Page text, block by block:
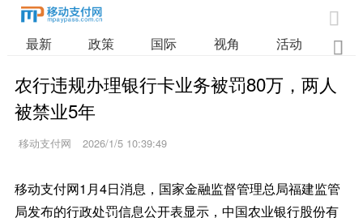

最新 政策 国际 视角 活动 业

农行违规办理银行卡业务被罚80万，两人
被禁业5年
移动支付网 2026/1/5 10:39:49
移动支付网1月4日消息，国家金融监督管理总局福建监管
局发布的行政处罚信息公开表显示，中国农业银行股份有